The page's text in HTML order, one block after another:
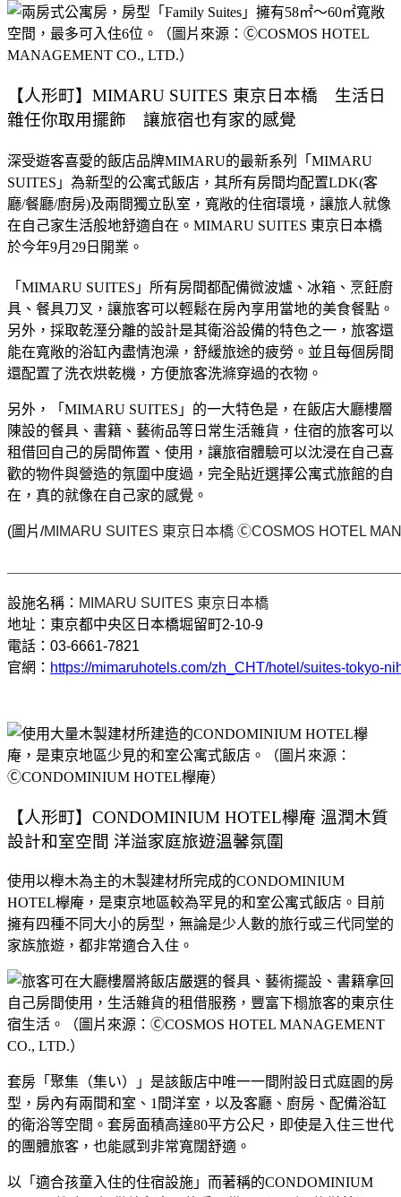
【人形町】MIMARU SUITES 東京日本橋 生活日
雜任你取用擺飾 讓旅宿也有家的感覺
深受遊客喜愛的飯店品牌MIMARU的最新系列「MIMARU
SUITES」為新型的公寓式飯店，其所有房間均配置LDK(客
廳/餐廳/廚房)及兩間獨立臥室，寬敞的住宿環境，讓旅人就像
在自己家生活般地舒適自在。MIMARU SUITES 東京日本橋
於今年9月29日開業。
「MIMARU SUITES」所有房間都配備微波爐、冰箱、烹飪廚
具、餐具刀叉，讓旅客可以輕鬆在房內享用當地的美食餐點。
另外，採取乾溼分離的設計是其衛浴設備的特色之一，旅客還
能在寬敞的浴缸內盡情泡澡，舒緩旅途的疲勞。並且每個房間
還配置了洗衣烘乾機，方便旅客洗滌穿過的衣物。
另外，「MIMARU SUITES」的一大特色是，在飯店大廳樓層
陳設的餐具、書籍、藝術品等日常生活雜貨，住宿的旅客可以
租借回自己的房間佈置、使用，讓旅宿體驗可以沈浸在自己喜
歡的物件與營造的氛圍中度過，完全貼近選擇公寓式旅館的自
在，真的就像在自己家的感覺。
(圖片/MIMARU SUITES 東京日本橋 ⒸCOSMOS HOTEL
設施名稱： MIMARU SUITES 東京日本橋
地址：東京都中央区日本橋堀留町2-10-9
電話： 03-6661-7821
官網： https://mimaruhotels.com/zh_CHT/hotel/suites-tokyo-
【人形町】CONDOMINIUM HOTEL欅庵 溫潤木質
設計和室空間 洋溢家庭旅遊溫馨氛圍
使用以櫸木為主的木製建材所完成的CONDOMINIUM
HOTEL欅庵，是東京地區較為罕見的和室公寓式飯店。目前
擁有四種不同大小的房型，無論是少人數的旅行或三代同堂的
家族旅遊，都非常適合入住。
套房「聚集（集い）」是該飯店中唯一一間附設日式庭園的房
型，房內有兩間和室、1間洋室，以及客廳、廚房、配備浴缸
的衛浴等空間。套房面積高達80平方公尺，即使是入住三世代
的團體旅客，也能感到非常寬闊舒適。
以「適合孩童入住的住宿設施」而著稱的CONDOMINIUM